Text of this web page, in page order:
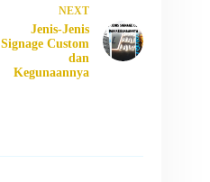
NEXT
Jenis-Jenis
Signage Custom
dan
Kegunaannya